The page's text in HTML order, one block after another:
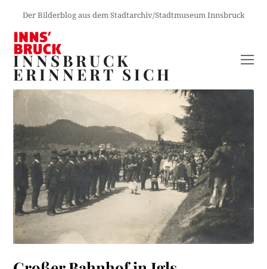
Der Bilderblog aus dem Stadtarchiv/Stadtmuseum Innsbruck
INNSBRUCK
ERINNERT SICH